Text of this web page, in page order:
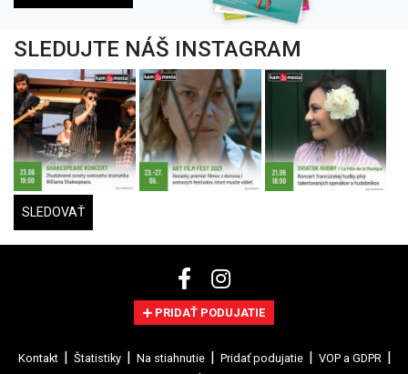
SLEDUJTE NÁŠ INSTAGRAM
SLEDOVAŤ
PRIDAŤ PODUJATIE
Kontakt Štatistiky Na stiahnutie Pridať podujatie
VOP a GDPR